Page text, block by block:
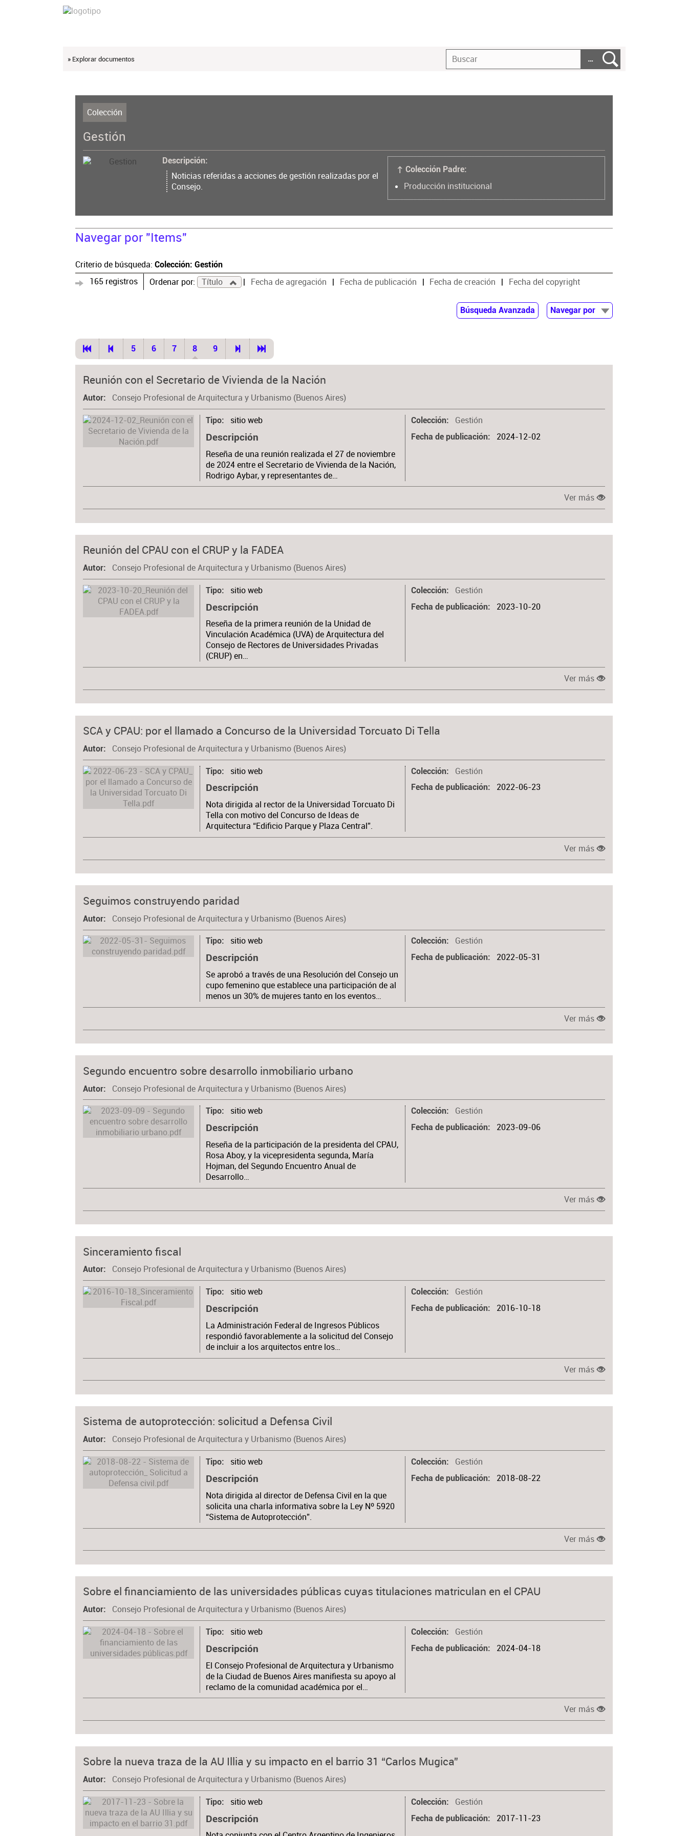
» Explorar documentos …
Colección
Gestión
Descripción
Noticias referidas a acciones de gestión realizadas por el
Consejo.
↑ Colección Padre:
Producción institucional
Navegar por "Items"
Criterio de búsqueda: Colección: Gestión
165 registros Ordenar por: Título Fecha de agregación Fecha de publicación Fecha de creación Fecha del copyright
Búsqueda Avanzada
Navegar por
5 6 7 8 9
Reunión con el Secretario de Vivienda de la Nación
Autor Consejo Profesional de Arquitectura y Urbanismo (Buenos Aires)
Tipo sitio web
Descripción
Reseña de una reunión realizada el 27 de noviembre
de 2024 entre el Secretario de Vivienda de la Nación,
Rodrigo Aybar, y representantes de…
Colección Gestión
Fecha de publicación 2024-12-02
Ver más
Reunión del CPAU con el CRUP y la FADEA
Autor Consejo Profesional de Arquitectura y Urbanismo (Buenos Aires)
Tipo sitio web
Descripción
Reseña de la primera reunión de la Unidad de
Vinculación Académica (UVA) de Arquitectura del
Consejo de Rectores de Universidades Privadas
(CRUP) en…
Colección Gestión
Fecha de publicación 2023-10-20
Ver más
SCA y CPAU: por el llamado a Concurso de la Universidad Torcuato Di Tella
Autor Consejo Profesional de Arquitectura y Urbanismo (Buenos Aires)
Tipo sitio web
Descripción
Nota dirigida al rector de la Universidad Torcuato Di
Tella con motivo del Concurso de Ideas de
Arquitectura “Edificio Parque y Plaza Central”.
Colección Gestión
Fecha de publicación 2022-06-23
Ver más
Seguimos construyendo paridad
Autor Consejo Profesional de Arquitectura y Urbanismo (Buenos Aires)
Tipo sitio web
Descripción
Se aprobó a través de una Resolución del Consejo un
cupo femenino que establece una participación de al
menos un 30% de mujeres tanto en los eventos…
Colección Gestión
Fecha de publicación 2022-05-31
Ver más
Segundo encuentro sobre desarrollo inmobiliario urbano
Autor Consejo Profesional de Arquitectura y Urbanismo (Buenos Aires)
Tipo sitio web
Descripción
Reseña de la participación de la presidenta del CPAU,
Rosa Aboy, y la vicepresidenta segunda, María
Hojman, del Segundo Encuentro Anual de
Desarrollo…
Colección Gestión
Fecha de publicación 2023-09-06
Ver más
Sinceramiento fiscal
Autor Consejo Profesional de Arquitectura y Urbanismo (Buenos Aires)
Tipo sitio web
Descripción
La Administración Federal de Ingresos Públicos
respondió favorablemente a la solicitud del Consejo
de incluir a los arquitectos entre los…
Colección Gestión
Fecha de publicación 2016-10-18
Ver más
Sistema de autoprotección: solicitud a Defensa Civil
Autor Consejo Profesional de Arquitectura y Urbanismo (Buenos Aires)
Tipo sitio web
Descripción
Nota dirigida al director de Defensa Civil en la que
solicita una charla informativa sobre la Ley Nº 5920
“Sistema de Autoprotección”.
Colección Gestión
Fecha de publicación 2018-08-22
Ver más
Sobre el financiamiento de las universidades públicas cuyas titulaciones matriculan en el CPAU
Autor Consejo Profesional de Arquitectura y Urbanismo (Buenos Aires)
Tipo sitio web
Descripción
El Consejo Profesional de Arquitectura y Urbanismo
de la Ciudad de Buenos Aires manifiesta su apoyo al
reclamo de la comunidad académica por el…
Colección Gestión
Fecha de publicación 2024-04-18
Ver más
Sobre la nueva traza de la AU Illia y su impacto en el barrio 31 “Carlos Mugica”
Autor Consejo Profesional de Arquitectura y Urbanismo (Buenos Aires)
Tipo sitio web
Descripción
Colección Gestión
Fecha de publicación 2017-11-23